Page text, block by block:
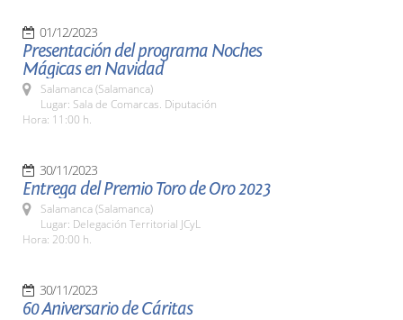
01/12/2023
Presentación del programa Noches
Mágicas en Navidad
Salamanca (Salamanca)
Lugar: Sala de Comarcas. Diputación
Hora: 11:00 h.
30/11/2023
Entrega del Premio Toro de Oro 2023
Salamanca (Salamanca)
Lugar: Delegación Territorial JCyL
Hora: 20:00 h.
30/11/2023
60 Aniversario de Cáritas